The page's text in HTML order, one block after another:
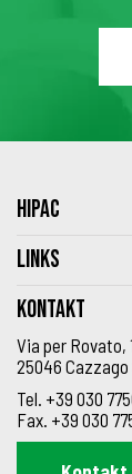
HIPAC
LINKS
Kontakt
Via per Rovato,
25046
Tel. +39 030
Fax. +39 030